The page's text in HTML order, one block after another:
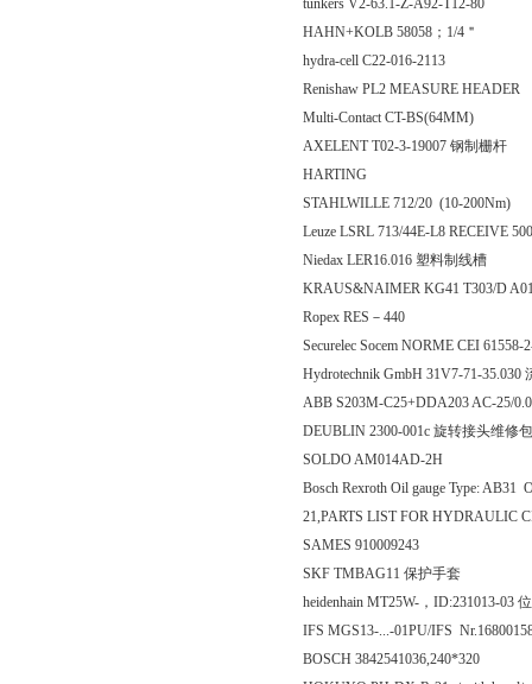
tunkers V2-63.1-Z-A92-T12-80
HAHN+KOLB 58058；1/4＂
hydra-cell C22-016-2113
Renishaw PL2 MEASURE HEADER
Multi-Contact CT-BS(64MM)
AXELENT T02-3-19007 钢制栅杆
HARTING
STAHLWILLE 712/20 (10-200Nm)
Leuze LSRL 713/44E-L8 RECEIVE
Niedax LER16.016 塑料制线槽
KRAUS&NAIMER KG41 T303/D
Ropex RES－440
Securelec Socem NORME CEI 61558-
Hydrotechnik GmbH 31V7-71-35.030
ABB S203M-C25+DDA203 AC-25/
DEUBLIN 2300-001c 旋转接头维修包
SOLDO AM014AD-2H
Bosch Rexroth Oil gauge Type: AB31
21,PARTS LIST FOR HYDRAULIC
SAMES 910009243
SKF TMBAG11 保护手套
heidenhain MT25W-，ID:231013-03
IFS MGS13-...-01PU/IFS
BOSCH 3842541036,240*320